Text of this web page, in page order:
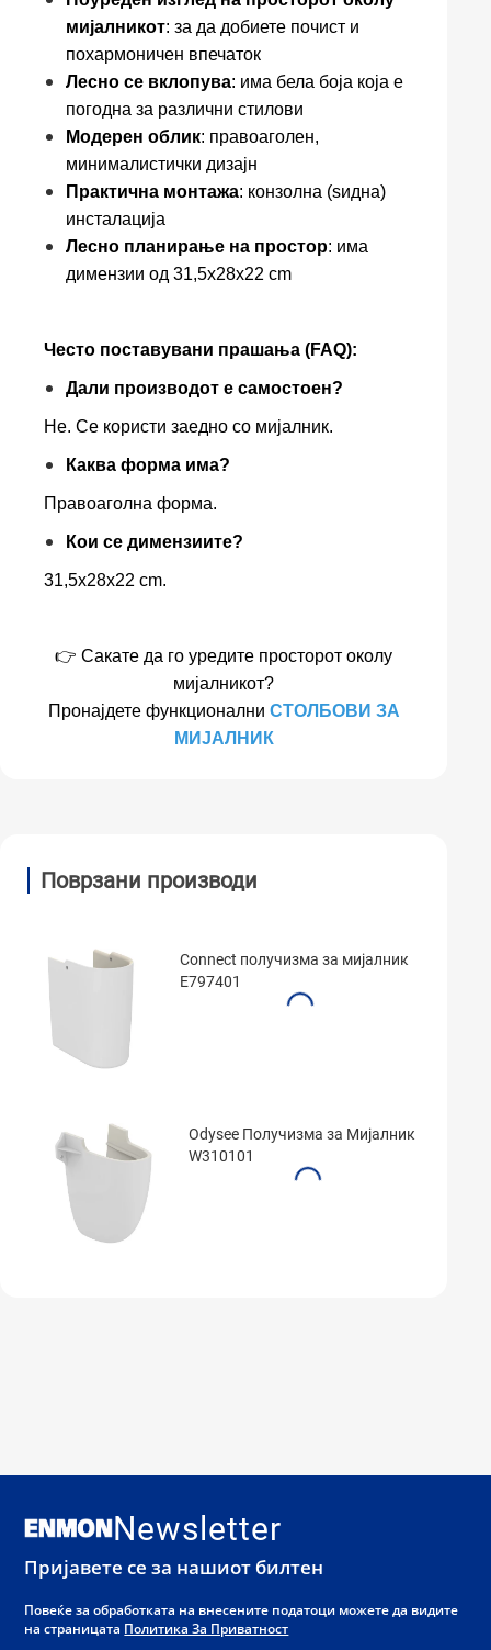
мијалникот: за да добиете почист и
похармоничен впечаток
Лесно се вклопува: има бела боја која е
погодна за различни стилови
Модерен облик: правоаголен,
минималистички дизајн
Практична монтажа: конзолна (ѕидна)
инсталација
Лесно планирање на простор: има
димензии од 31,5x28x22 cm
Често поставувани прашања (FAQ):
Дали производот е самостоен?
Не. Се користи заедно со мијалник.
Каква форма има?
Правоаголна форма.
Кои се димензиите?
31,5x28x22 cm.
👉 Сакате да го уредите просторот околу
мијалникот?
Пронајдете функционални СТОЛБОВИ ЗА
МИЈАЛНИК
Поврзани производи
Connect получизма за мијалник
E797401
Odysee Получизма за Мијалник
W310101
Newsletter
Пријавете се за нашиот билтен
Повеќе за обработката на внесените податоци можете да видите
на страницата Политика За Приватност